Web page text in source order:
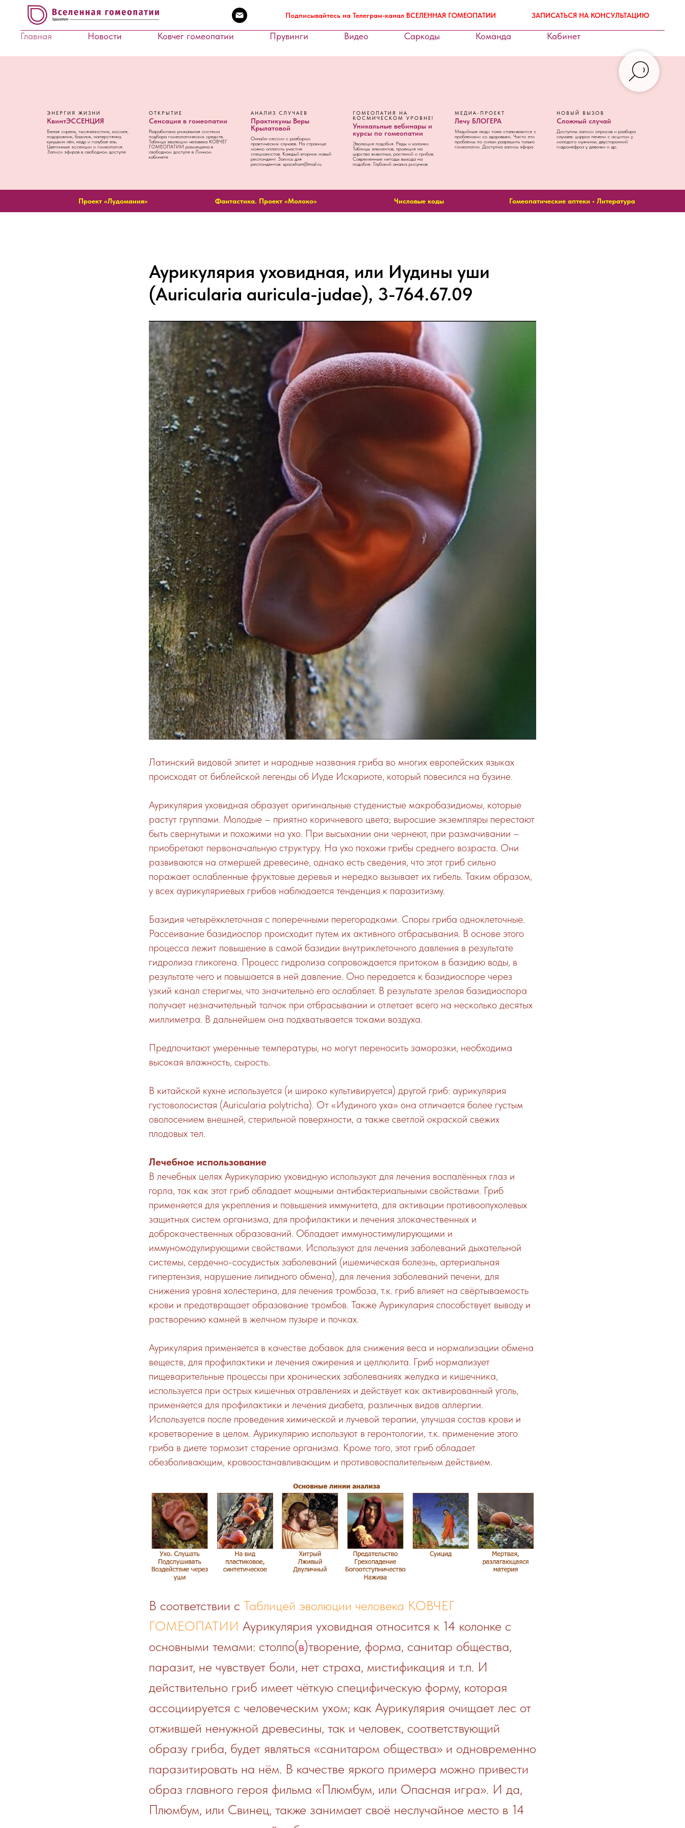
Подписывайтесь на Телеграм-канал ВСЕЛЕННАЯ ГОМЕОПАТИИ ЗАПИСАТЬСЯ НА КОНСУЛЬТАЦИЮ
Главная Новости Ковчег гомеопатии Прувинги Видео Саркоды Команда Кабинет
ЭНЕРГИЯ ЖИЗНИ
КвинтЭССЕНЦИЯ
Белая сирень, тысячелистник, космея,
подорожник, базилик, наперстянка,
кукушкин лён, кедр и голубая ель.
Цветочные эссенции и гомеопатия.
Записи эфиров в свободном доступе
ОТКРЫТИЕ
Сенсация в гомеопатии
Разработана уникальная система
подбора гомеопатических средств.
Таблица эволюции человека КОВЧЕГ
ГОМЕОПАТИИ размещена в
свободном доступе в Личном
кабинете
АНАЛИЗ СЛУЧАЕВ
Практикумы Веры
Крылатовой
Онлайн-сессии с разбором
практических случаев. На странице
можно оплатить участие
специалистов. Каждый вторник новый
респондент. Запись для
респондентов: spacehom@mail.ru
ГОМЕОПАТИЯ НА
КОСМИЧЕСКОМ УРОВНЕ!
Уникальные вебинары и
курсы по гомеопатии
Эволюция подобия. Ряды и колонки
Таблицы элементов, проекция на
царства животных, растений и грибов.
Современные методы выхода на
подобие. Глубокий анализ рисунков
МЕДИА-ПРОЕКТ
Лечу БЛОГЕРА
Медийные люди тоже сталкиваются с
проблемами со здоровьем. Часто эти
проблемы по силам разрешить только
гомеопатии. Доступна запись эфира
НОВЫЙ ВЫЗОВ
Сложный случай
Доступны записи опросов и разбора
случаев: цирроз печени с асцитом у
молодого мужчины; двусторонний
гидронефроз у девочки и др.
Проект «Лудомания» Фантастика. Проект «Молоко» Числовые коды Гомеопатические аптеки • Литература
Аурикулярия уховидная, или Иудины уши
(Auricularia auricula-judae), 3-764.67.09
Латинский видовой эпитет и народные названия гриба во многих европейских языках
происходят от библейской легенды об Иуде Искариоте, который повесился на бузине.
Аурикулярия уховидная образует оригинальные студенистые макробазидиомы, которые
растут группами. Молодые – приятно коричневого цвета; выросшие экземпляры перестают
быть свернутыми и похожими на ухо. При высыхании они чернеют, при размачивании –
приобретают первоначальную структуру. На ухо похожи грибы среднего возраста. Они
развиваются на отмершей древесине, однако есть сведения, что этот гриб сильно
поражает ослабленные фруктовые деревья и нередко вызывает их гибель. Таким образом,
у всех аурикуляриевых грибов наблюдается тенденция к паразитизму.
Базидия четырёхклеточная с поперечными перегородками. Споры гриба одноклеточные.
Рассеивание базидиоспор происходит путем их активного отбрасывания. В основе этого
процесса лежит повышение в самой базидии внутриклеточного давления в результате
гидролиза гликогена. Процесс гидролиза сопровождается притоком в базидию воды, в
результате чего и повышается в ней давление. Оно передается к базидиоспоре через
узкий канал стеригмы, что значительно его ослабляет. В результате зрелая базидиоспора
получает незначительный толчок при отбрасывании и отлетает всего на несколько десятых
миллиметра. В дальнейшем она подхватывается токами воздуха.
Предпочитают умеренные температуры, но могут переносить заморозки, необходима
высокая влажность, сырость.
В китайской кухне используется (и широко культивируется) другой гриб: аурикулярия
густоволосистая (Auricularia polytricha). От «Иудиного уха» она отличается более густым
оволосением внешней, стерильной поверхности, а также светлой окраской свежих
плодовых тел.
Лечебное использование
В лечебных целях Аурикуларию уховидную используют для лечения воспалённых глаз и
горла, так как этот гриб обладает мощными антибактериальными свойствами. Гриб
применяется для укрепления и повышения иммунитета, для активации противоопухолевых
защитных систем организма, для профилактики и лечения злокачественных и
доброкачественных образований. Обладает иммуностимулирующими и
иммуномодулирующими свойствами. Используют для лечения заболеваний дыхательной
системы, сердечно-сосудистых заболеваний (ишемическая болезнь, артериальная
гипертензия, нарушение липидного обмена), для лечения заболеваний печени, для
снижения уровня холестерина, для лечения тромбоза, т.к. гриб влияет на свёртываемость
крови и предотвращает образование тромбов. Также Аурикулария способствует выводу и
растворению камней в желчном пузыре и почках.
Аурикулярия применяется в качестве добавок для снижения веса и нормализации обмена
веществ, для профилактики и лечения ожирения и целлюлита. Гриб нормализует
пищеварительные процессы при хронических заболеваниях желудка и кишечника,
используется при острых кишечных отравлениях и действует как активированный уголь,
применяется для профилактики и лечения диабета, различных видов аллергии.
Используется после проведения химической и лучевой терапии, улучшая состав крови и
кроветворение в целом. Аурикулярию используют в геронтологии, т.к. применение этого
гриба в диете тормозит старение организма. Кроме того, этот гриб обладает
обезболивающим, кровоостанавливающим и противовоспалительным действием.
В соответствии с Таблицей эволюции человека КОВЧЕГ
ГОМЕОПАТИИ Аурикулярия уховидная относится к 14 колонке с
основными темами: столпо(в)творение, форма, санитар общества,
паразит, не чувствует боли, нет страха, мистификация и т.п. И
действительно гриб имеет чёткую специфическую форму, которая
ассоциируется с человеческим ухом; как Аурикулярия очищает лес от
отжившей ненужной древесины, так и человек, соответствующий
образу гриба, будет являться «санитаром общества» и одновременно
паразитировать на нём. В качестве яркого примера можно привести
образ главного героя фильма «Плюмбум, или Опасная игра». И да,
Плюмбум, или Свинец, также занимает своё неслучайное место в 14